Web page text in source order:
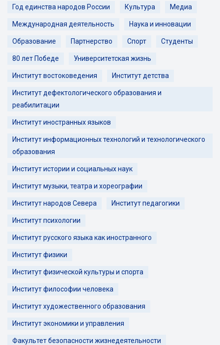
Год единства народов России Культура Медиа
Международная деятельность Наука и инновации
Образование Партнерство Спорт Студенты
80 лет Победе Университетская жизнь
Институт востоковедения Институт детства
Институт дефектологического образования и
реабилитации
Институт иностранных языков
Институт информационных технологий и технологического
образования
Институт истории и социальных наук
Институт музыки, театра и хореографии
Институт народов Севера Институт педагогики
Институт психологии
Институт русского языка как иностранного
Институт физики
Институт физической культуры и спорта
Институт философии человека
Институт художественного образования
Институт экономики и управления
Факультет безопасности жизнедеятельности